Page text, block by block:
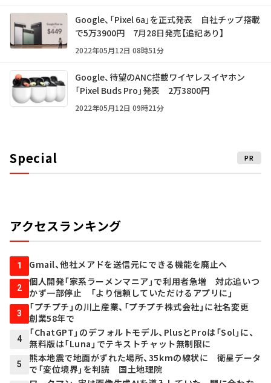
Google、「Pixel 6a」を正式発表 自社チップ搭載
で5万3900円 7月28日発売【追記あり】
2022年05月12日 08時51分
Google、待望のANC搭載ワイヤレスイヤホン
「Pixel Buds Pro」発表 2万3800円
2022年05月12日 09時21分
Special PR
アクセスランキング
1 Gmail、他社メアドを送信元にできる機能を廃止へ
2
個人開発「家系ラーメンマニア」で利用者急増 対応追いつ
かず一部停止 「より信頼していただけるアプリに」
3
「プチプチ」の川上産業、「プチプチ株式会社」に社名変更
創業58年で
4
「ChatGPT」のデフォルトモデル、PlusとProは「Sol」に、
無料版は「Luna」でテキストチャット無制限に
5
熊本地震で地面がずれた場所、35kmの線状に 衛星データ
で「変位境界」を判読 国土地理院